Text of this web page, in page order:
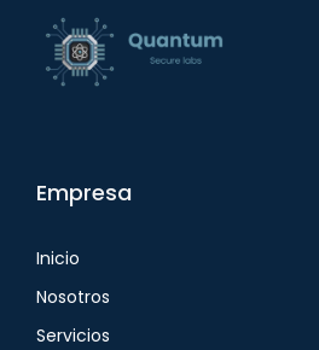
Empresa
Inicio
Nosotros
Servicios